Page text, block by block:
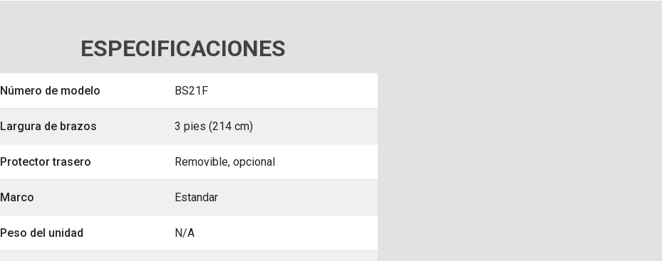
ESPECIFICACIONES
Número de modelo BS21F
Largura de brazos 3 pies (214 cm)
Protector trasero Removible, opcional
Marco Estandar
Peso del unidad N/A